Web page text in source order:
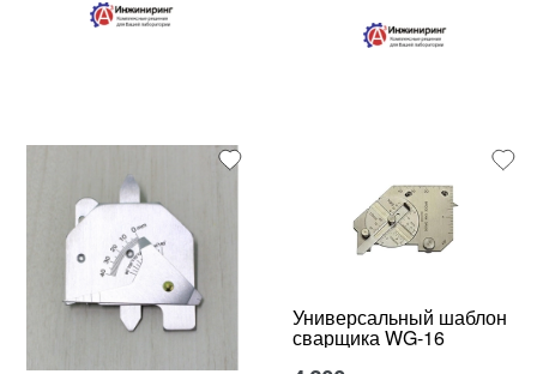
Универсальный шаблон
сварщика WG-16